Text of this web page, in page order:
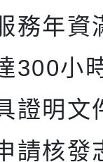
務年資
300小
證明文
請核發